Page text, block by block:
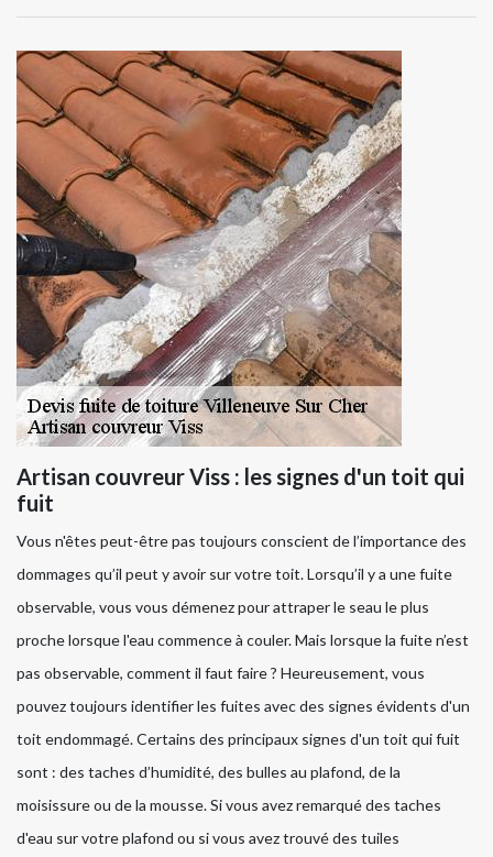
Artisan couvreur Viss : les signes d'un toit qui
fuit
Vous n'êtes peut-être pas toujours conscient de l’importance des
dommages qu’il peut y avoir sur votre toit. Lorsqu’il y a une fuite
observable, vous vous démenez pour attraper le seau le plus
proche lorsque l'eau commence à couler. Mais lorsque la fuite n’est
pas observable, comment il faut faire ? Heureusement, vous
pouvez toujours identifier les fuites avec des signes évidents d'un
toit endommagé. Certains des principaux signes d'un toit qui fuit
sont : des taches d’humidité, des bulles au plafond, de la
moisissure ou de la mousse. Si vous avez remarqué des taches
d'eau sur votre plafond ou si vous avez trouvé des tuiles